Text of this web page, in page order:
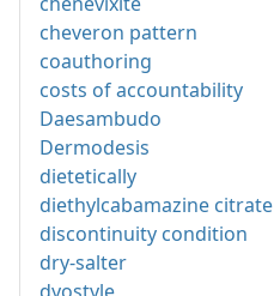
cheveron pattern
coauthoring
costs of accountability
Daesambudo
Dermodesis
dietetically
diethylcabamazine citrate
discontinuity condition
dry-salter